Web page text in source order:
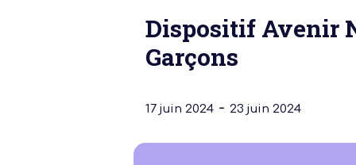
Dispositif Avenir
Garçons
17 juin 2024 - 23 juin 2024